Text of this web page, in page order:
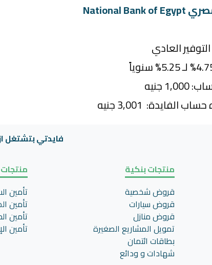
العادي
جنيه
الفايدة: 3,001 جنيه
فايدتي بتشتغل
منتجات بنكية
قروض شخصية
قروض سيارات
قروض منازل
تمويل المشاريع الصغيرة
بطاقات ائتمان
شهادات و ودائع
تأمين
تأمين
تأمين
تأمين